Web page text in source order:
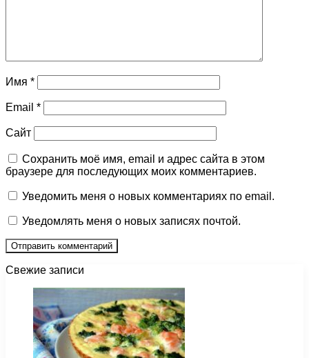
Имя *
Email *
Сайт
Сохранить моё имя, email и адрес сайта в этом
браузере для последующих моих комментариев.
Уведомить меня о новых комментариях по email.
Уведомлять меня о новых записях почтой.
Свежие записи